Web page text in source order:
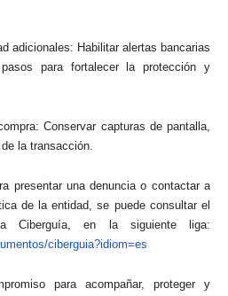
adicionales: Habilitar alertas bancarias
para fortalecer la protección y
Conservar capturas de pantalla,
la transacción.
presentar una denuncia o contactar a
de la entidad, se puede consultar el
Ciberguía, en la siguiente liga:
ntos/ciberguia?idiom=es
para acompañar, proteger y